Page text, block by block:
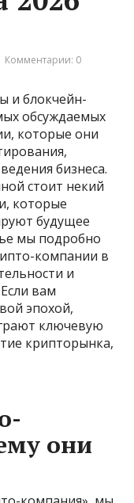
Комментарии: 0
и блокчейн-
обсуждаемых
которые они
бизнеса.
стоит некий
которые
будущее
мы подробно
компании в
и
вам
эпохой,
ключевую
крипторынка,
они